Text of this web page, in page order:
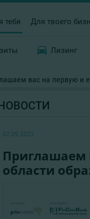
тебя Для твоего
Лизинг
вас на первую и
02.09.2022
Приглашаем
области